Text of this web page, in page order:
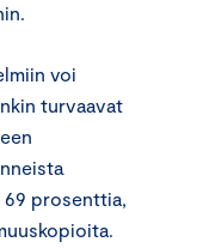
voi
turvaavat
69 prosenttia,